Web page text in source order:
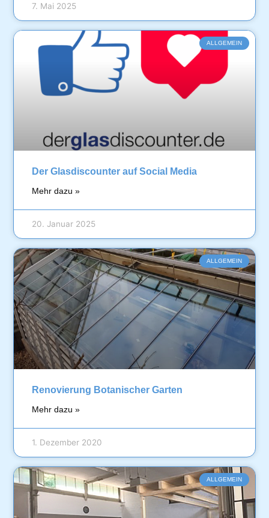
7. Mai 2025
ALLGEMEIN
Der Glasdiscounter auf Social Media
Mehr dazu »
20. Januar 2025
ALLGEMEIN
Renovierung Botanischer Garten
Mehr dazu »
1. Dezember 2020
ALLGEMEIN